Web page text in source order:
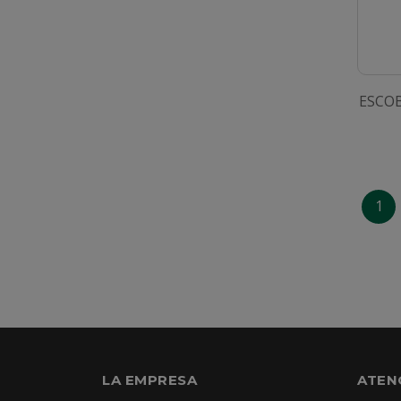
1
LA EMPRESA